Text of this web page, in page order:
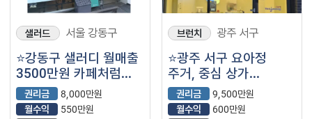
샐러드 서울 강동구
⭐강동구 샐러디 월매출
3500만원 카페처럼
깔끔한 매장 운영을
원하신다면
권리금
8,000만원
월수익
550만원
브런치 광주 서구
⭐광주 서구 요아정
주거, 중심 상가
지역에서 월매출
3,500만원 나오는 매장
권리금
9,500만원
월수익
600만원